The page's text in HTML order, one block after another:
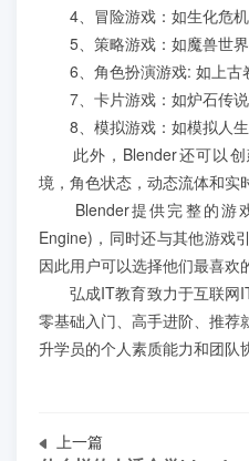
人才培养
教育创新产品
关于我们
4、冒险游戏：如生化危机
5、策略游戏：如魔兽世界
6、角色扮演游戏: 如上古
7、卡片游戏：如炉石传
8、模拟游戏：如模拟人生
此外，Blender还可以创
境，角色状态，动态流体和实
Blender提供完整的游
Engine)，同时还与其他游戏
因此用户可以选择他们最喜欢
弘成IT教育致力于互联网
零基础入门、高手进阶、推荐
升学员的个人素质能力和团队
上一篇